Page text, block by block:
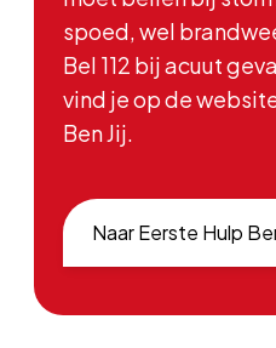
spoed, wel
Bel 112 bij acuut
vind je op de
Ben Jij.
Naar Eerste Hulp